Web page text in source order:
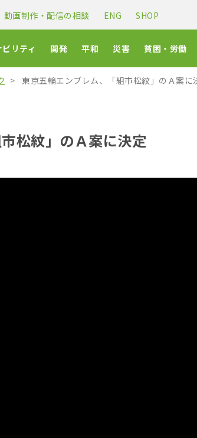
動画制作・配信の相談 ENG SHOP
リティ 開発 平和 災害 貧困・労働
東京五輪エンブレム、「組市松紋」のＡ案に
松紋」のＡ案に決定